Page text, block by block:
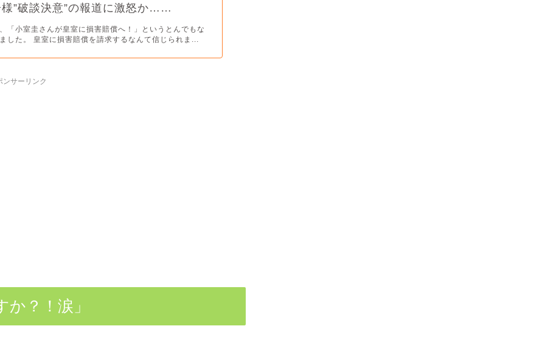
”破談決意”の報道に激怒か……
「小室圭さんが皇室に損害賠償へ！」というとんでもな
した。 皇室に損害賠償を請求するなんて信じられま...
ンサーリンク
？！涙」